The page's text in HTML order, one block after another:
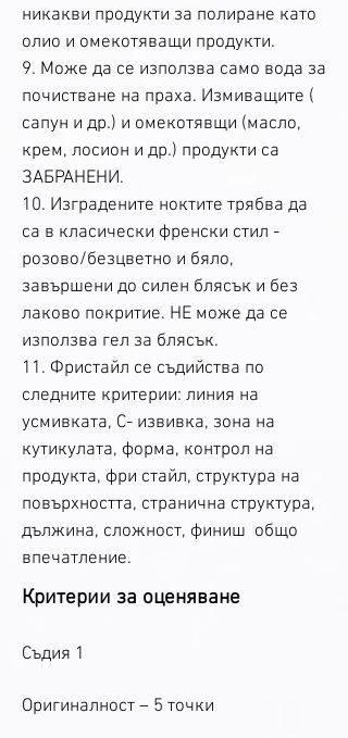
никакви продукти за полиране като
олио и омекотяващи продукти.
9. Може да се използва само вода за
почистване на праха. Измиващите (
сапун и др.) и омекотявщи (масло,
крем, лосион и др.) продукти са
ЗАБРАНЕНИ.
10. Изградените ноктите трябва да
са в класически френски стил -
розово/безцветно и бяло,
завършени до силен блясък и без
лаково покритие. НЕ може да се
използва гел за блясък.
11. Фристайл се съдийства по
следните критерии: линия на
усмивката, С- извивка, зона на
кутикулата, форма, контрол на
продукта, фри стайл, структура на
повърхността, странична структура,
дължина, сложност, финиш общо
впечатление.
Критерии за оценяване
Съдия 1
Оригиналност – 5 точки